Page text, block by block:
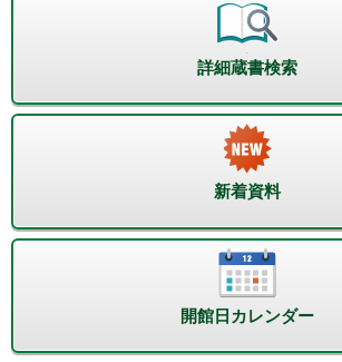
詳細蔵書検索
新着資料
開館日カレンダー